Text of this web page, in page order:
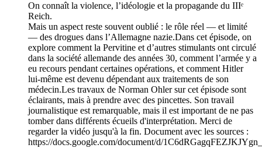
On connaît la violence, l’idéologie et la propagande du IIIᵉ
Reich.
Mais un aspect reste souvent oublié : le rôle réel — et limité
— des drogues dans l’Allemagne nazie.Dans cet épisode, on
explore comment la Pervitine et d’autres stimulants ont circulé
dans la société allemande des années 30, comment l’armée y a
eu recours pendant certaines opérations, et comment Hitler
lui-même est devenu dépendant aux traitements de son
médecin.Les travaux de Norman Ohler sur cet épisode sont
éclairants, mais à prendre avec des pincettes. Son travail
journalistique est remarquable, mais il est important de ne pas
tomber dans différents écueils d'interprétation. Merci de
regarder la vidéo jusqu'à la fin. Document avec les sources :
https://docs.google.com/document/d/